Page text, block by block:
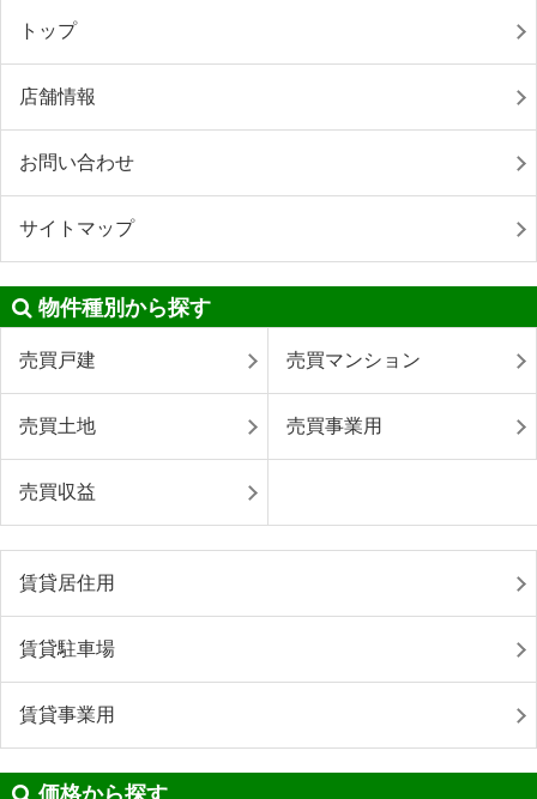
トップ
店舗情報
お問い合わせ
サイトマップ
物件種別から探す
売買戸建 売買マンション
売買土地 売買事業用
売買収益
賃貸居住用
賃貸駐車場
賃貸事業用
価格から探す